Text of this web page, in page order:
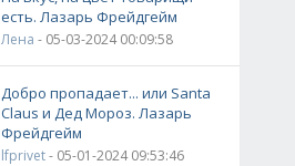
есть. Лазарь Фрейдгейм
Лена - 05-03-2024 00:09:58
Добро пропадает... или Santa
Claus и Дед Мороз. Лазарь
Фрейдгейм
lfprivet- 05-01-2024 09:53:46